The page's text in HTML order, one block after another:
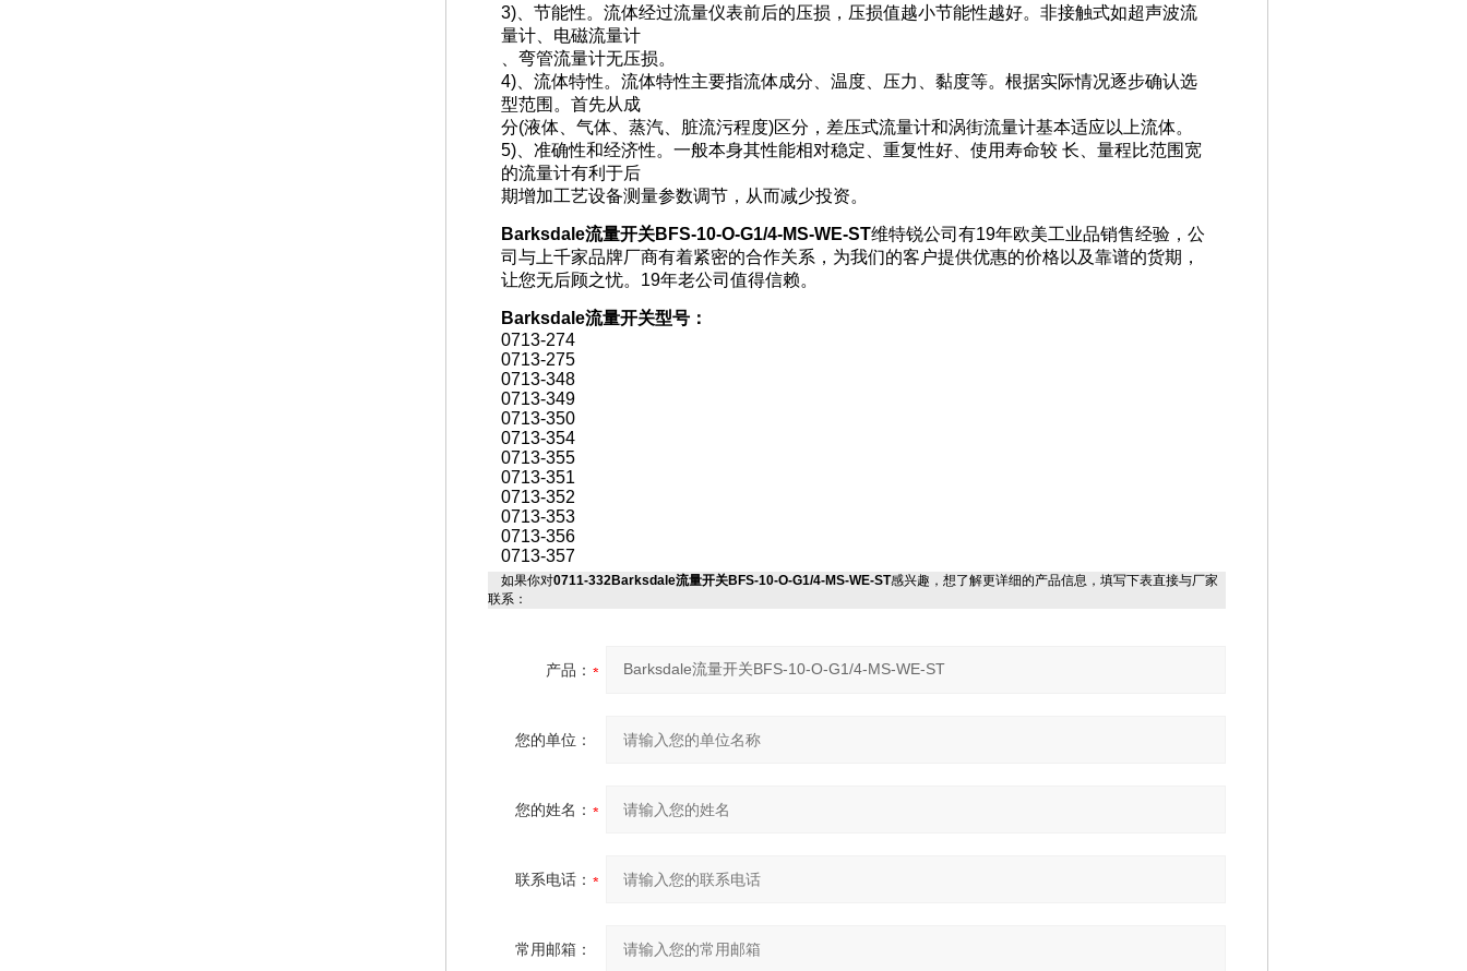
3)、节能性。流体经过流量仪表前后的压损，压损值越小节能性越好。非接触式如超声波流
量计、电磁流量计
、弯管流量计无压损。
4)、流体特性。流体特性主要指流体成分、温度、压力、黏度等。根据实际情况逐步确认选
型范围。首先从成
分(液体、气体、蒸汽、脏流污程度)区分，差压式流量计和涡街流量计基本适应以上流体。
5)、准确性和经济性。一般本身其性能相对稳定、重复性好、使用寿命较 长、量程比范围宽
的流量计有利于后
期增加工艺设备测量参数调节，从而减少投资。
Barksdale流量开关BFS-10-O-G1/4-MS-WE-ST维特锐公司有19年欧美工业品销售经验，公
司与上千家品牌厂商有着紧密的合作关系，为我们的客户提供优惠的价格以及靠谱的货期，
让您无后顾之忧。19年老公司值得信赖。
Barksdale流量开关型号：
0713-274
0713-275
0713-348
0713-349
0713-350
0713-354
0713-355
0713-351
0713-352
0713-353
0713-356
0713-357
如果你对0711-332Barksdale流量开关BFS-10-O-G1/4-MS-WE-ST感兴趣，想了解更详细的产品信息，填写下表直接与厂家
联系：
产品：
您的单位：
您的姓名：
联系电话：
常用邮箱：